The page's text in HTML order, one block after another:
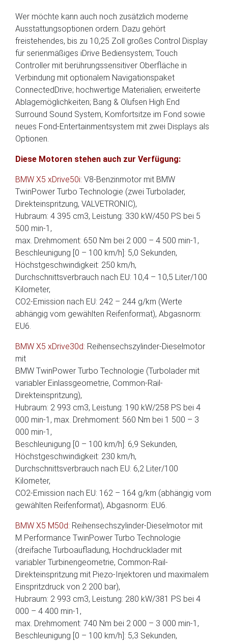
Wer möchte kann auch noch zusätzlich moderne
Ausstattungsoptionen ordern. Dazu gehört
freistehendes, bis zu 10,25 Zoll großes Control Display
für serienmäßiges iDrive Bediensystem; Touch
Controller mit berührungssensitiver Oberfläche in
Verbindung mit optionalem Navigationspaket
ConnectedDrive; hochwertige Materialien; erweiterte
Ablagemöglichkeiten; Bang & Olufsen High End
Surround Sound System, Komfortsitze im Fond sowie
neues Fond-Entertainmentsystem mit zwei Displays als
Optionen.
Diese Motoren stehen auch zur Verfügung:
BMW X5 xDrive50i: V8-Benzinmotor mit BMW
TwinPower Turbo Technologie (zwei Turbolader,
Direkteinspritzung, VALVETRONIC),
Hubraum: 4 395 cm3, Leistung: 330 kW/450 PS bei 5
500 min-1,
max. Drehmoment: 650 Nm bei 2 000 – 4 500 min-1,
Beschleunigung [0 – 100 km/h]: 5,0 Sekunden,
Höchstgeschwindigkeit: 250 km/h,
Durchschnittsverbrauch nach EU: 10,4 – 10,5 Liter/100
Kilometer,
CO2-Emission nach EU: 242 – 244 g/km (Werte
abhängig vom gewählten Reifenformat), Abgasnorm:
EU6.
BMW X5 xDrive30d: Reihensechszylinder-Dieselmotor
mit
BMW TwinPower Turbo Technologie (Turbolader mit
variabler Einlassgeometrie, Common-Rail-
Direkteinspritzung),
Hubraum: 2 993 cm3, Leistung: 190 kW/258 PS bei 4
000 min-1, max. Drehmoment: 560 Nm bei 1 500 – 3
000 min-1,
Beschleunigung [0 – 100 km/h]: 6,9 Sekunden,
Höchstgeschwindigkeit: 230 km/h,
Durchschnittsverbrauch nach EU: 6,2 Liter/100
Kilometer,
CO2-Emission nach EU: 162 – 164 g/km (abhängig vom
gewählten Reifenformat), Abgasnorm: EU6.
BMW X5 M50d: Reihensechszylinder-Dieselmotor mit
M Performance TwinPower Turbo Technologie
(dreifache Turboaufladung, Hochdrucklader mit
variabler Turbinengeometrie, Common-Rail-
Direkteinspritzung mit Piezo-Injektoren und maximalem
Einspritzdruck von 2 200 bar),
Hubraum: 2 993 cm3, Leistung: 280 kW/381 PS bei 4
000 – 4 400 min-1,
max. Drehmoment: 740 Nm bei 2 000 – 3 000 min-1,
Beschleunigung [0 – 100 km/h]: 5,3 Sekunden,